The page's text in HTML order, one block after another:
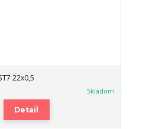
22x0,5
Skladom
Detail